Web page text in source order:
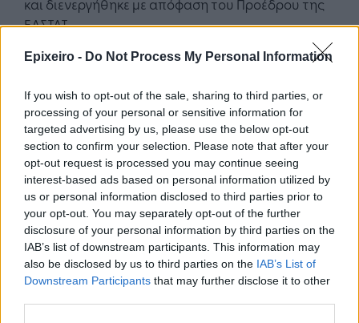
Epixeiro - Do Not Process My Personal Information
If you wish to opt-out of the sale, sharing to third parties, or
processing of your personal or sensitive information for
targeted advertising by us, please use the below opt-out
section to confirm your selection. Please note that after your
opt-out request is processed you may continue seeing
interest-based ads based on personal information utilized by
us or personal information disclosed to third parties prior to
your opt-out. You may separately opt-out of the further
disclosure of your personal information by third parties on the
IAB’s list of downstream participants. This information may
also be disclosed by us to third parties on the IAB’s List of
Downstream Participants that may further disclose it to other
και διενεργήθηκε με απόφαση του Προέδρου της
ΕΛΣΤΑΤ.
Εξαιρούνται από την έρευνα:
Οι συλλογικές κατοικίες, όπως ξενοδοχεία,
πανσιόν, νοσοκομεία, γηροκομεία,
στρατόπεδα, αναμορφωτήρια κλπ.
Συλλογικές κατοικίες θεωρούνται και τα
νοικοκυριά που παρέχουν στέγη με
διατροφή σε άνω των πέντε τρόφιμους.
Τα νοικοκυριά με μέλη ξένους υπηκόους που
υπηρετούν σε ξένες διπλωματικές
αποστολές.
Η έρευνα σχεδιάστηκε αρχικά το 2003 για